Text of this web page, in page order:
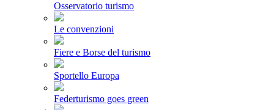
Osservatorio turismo
Le convenzioni
Fiere e Borse del turismo
Sportello Europa
Federturismo goes green